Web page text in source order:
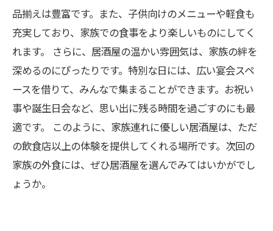
品揃えは豊富です。また、子供向けのメニューや軽食も
充実しており、家族での食事をより楽しいものにしてく
れます。 さらに、居酒屋の温かい雰囲気は、家族の絆を
深めるのにぴったりです。特別な日には、広い宴会スペ
ースを借りて、みんなで集まることができます。お祝い
事や誕生日会など、思い出に残る時間を過ごすのにも最
適です。 このように、家族連れに優しい居酒屋は、ただ
の飲食店以上の体験を提供してくれる場所です。次回の
家族の外食には、ぜひ居酒屋を選んでみてはいかがでし
ょうか。